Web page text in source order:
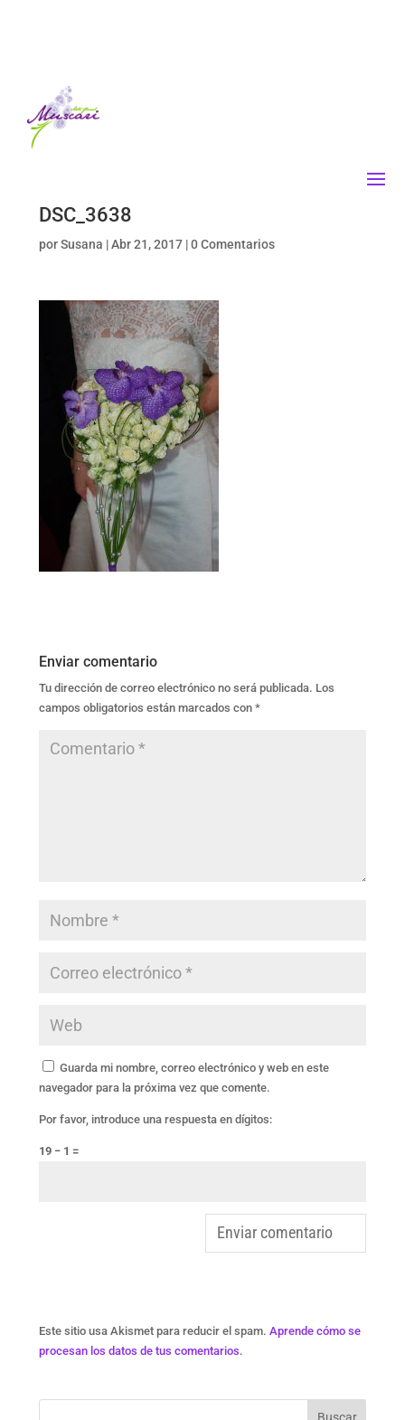
DSC_3638
porSusana |Abr 21, 2017|0 Comentarios
Enviar comentario
Tu dirección de correo electrónico no será publicada. Los
campos obligatorios están marcados con *
Guarda mi nombre, correo electrónico y web en este
navegador para la próxima vez que comente.
Por favor, introduce una respuesta en dígitos:
19 − 1 =
Este sitio usa Akismet para reducir el spam. Aprende cómo se
procesan los datos de tus comentarios.